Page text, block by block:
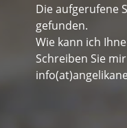
Die aufgerufene
gefunden.
Wie kann ich
Schreiben Sie